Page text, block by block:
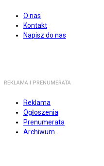
O nas
Kontakt
Napisz do nas
REKLAMA I PRENUMERATA
Reklama
Ogłoszenia
Prenumerata
Archiwum